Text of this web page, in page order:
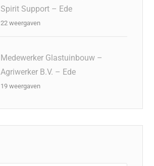
Spirit Support – Ede
22 weergaven
Medewerker Glastuinbouw –
Agriwerker B.V. – Ede
19 weergaven